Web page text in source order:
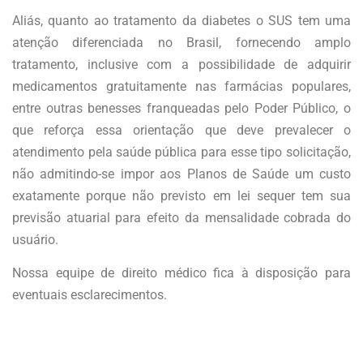
Aliás, quanto ao tratamento da diabetes o SUS tem uma
atenção diferenciada no Brasil, fornecendo amplo
tratamento, inclusive com a possibilidade de adquirir
medicamentos gratuitamente nas farmácias populares,
entre outras benesses franqueadas pelo Poder Público, o
que reforça essa orientação que deve prevalecer o
atendimento pela saúde pública para esse tipo solicitação,
não admitindo-se impor aos Planos de Saúde um custo
exatamente porque não previsto em lei sequer tem sua
previsão atuarial para efeito da mensalidade cobrada do
usuário.
Nossa equipe de direito médico fica à disposição para
eventuais esclarecimentos.